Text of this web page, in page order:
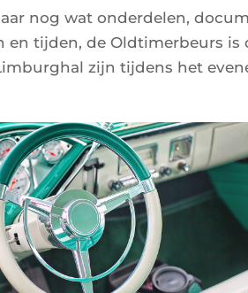
nog wat onderdelen,
en tijden, de Oldtimerbeurs is
zijn tijdens het